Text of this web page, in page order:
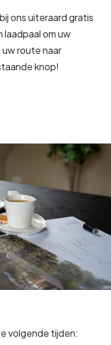
ons uiteraard gratis
laadpaal om uw
route naar
knop!
volgende tijden: